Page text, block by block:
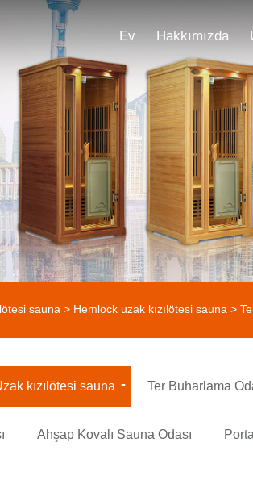
Ev Hakkımızda
sauna > Hemlock uzak kızılötesi sauna >
kızılötesi sauna Ter Buharlama
Ahşap Kovalı Sauna Odası